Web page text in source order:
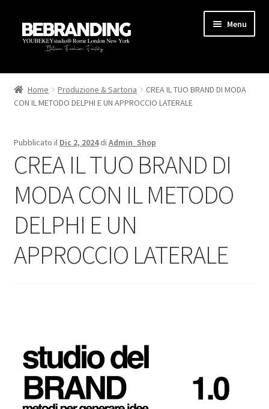
Menu
HOME
STARTUP
PRODUZIONE
AREA MARKETING
BLOG
GUIDE
CONTATTI
Home Produzione & Sartoria
CREA IL TUO BRAND DI MODA
CON IL METODO DELPHI E UN APPROCCIO LATERALE
Pubblicato il Dic 2, 2024 di Admin_Shop
CREA IL TUO BRAND DI
MODA CON IL METODO
DELPHI E UN
APPROCCIO LATERALE